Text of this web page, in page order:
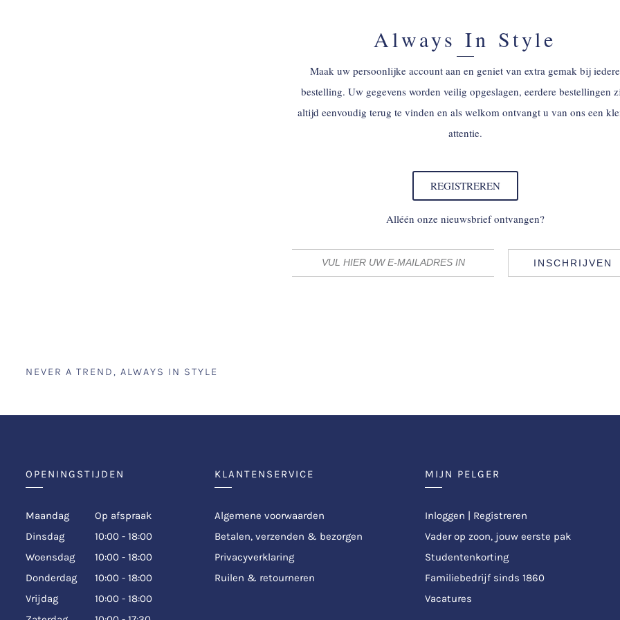
Always In Style
Maak uw persoonlijke account aan en geniet van extra gemak bij iedere
bestelling. Uw gegevens worden veilig opgeslagen, eerdere bestellingen
altijd eenvoudig terug te vinden en als welkom ontvangt u van ons een
attentie.
REGISTREREN
Alléén onze nieuwsbrief ontvangen?
INSCHRIJVEN
NEVER A TREND, ALWAYS IN STYLE
OPENINGSTIJDEN
Maandag
Op afspraak
Dinsdag
10:00 - 18:00
Woensdag
10:00 - 18:00
Donderdag
10:00 - 18:00
Vrijdag
10:00 - 18:00
KLANTENSERVICE
Algemene voorwaarden
Betalen, verzenden & bezorgen
Privacyverklaring
Ruilen & retourneren
MIJN PELGER
Inloggen | Registreren
Vader op zoon, jouw eerste pak
Studentenkorting
Familiebedrijf sinds 1860
Vacatures